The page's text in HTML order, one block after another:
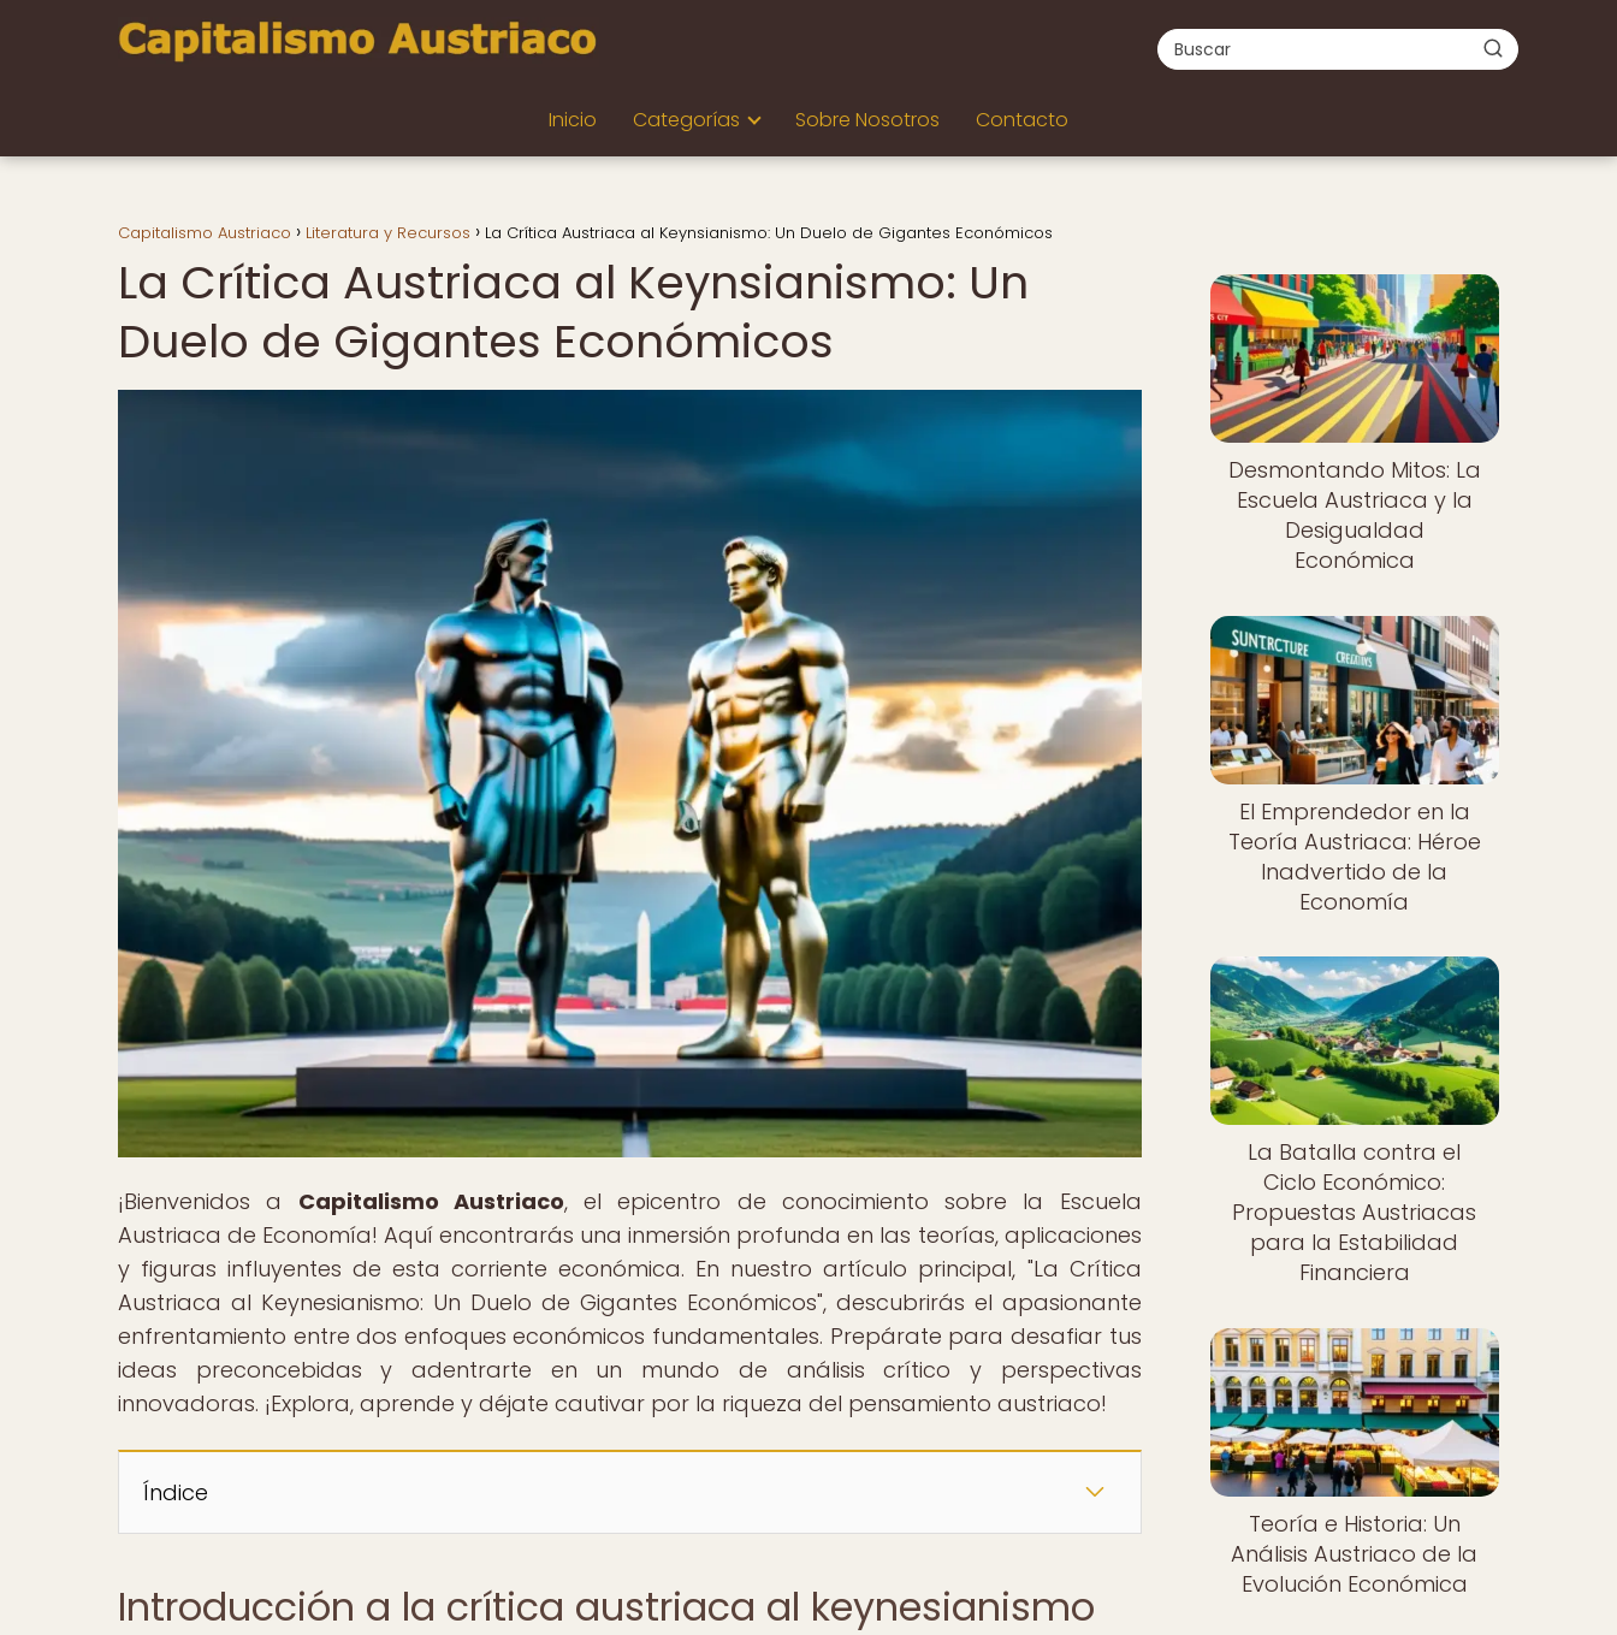
Inicio Categorías Sobre Nosotros Contacto
Capitalismo Austriaco Literatura y Recursos La Crítica Austriaca al Keynsianismo: Un Duelo de Gigantes Económicos
La Crítica Austriaca al Keynsianismo: Un
Duelo de Gigantes Económicos
¡Bienvenidos a Capitalismo Austriaco, el epicentro de conocimiento sobre la Escuela
Austriaca de Economía! Aquí encontrarás una inmersión profunda en las teorías, aplicaciones
y figuras influyentes de esta corriente económica. En nuestro artículo principal, "La Crítica
Austriaca al Keynesianismo: Un Duelo de Gigantes Económicos", descubrirás el apasionante
enfrentamiento entre dos enfoques económicos fundamentales. Prepárate para desafiar tus
ideas preconcebidas y adentrarte en un mundo de análisis crítico y perspectivas
innovadoras. ¡Explora, aprende y déjate cautivar por la riqueza del pensamiento austriaco!
Índice
Introducción a la crítica austriaca al keynesianismo
Desmontando Mitos: La
Escuela Austriaca y la
Desigualdad
Económica
El Emprendedor en la
Teoría Austriaca: Héroe
Inadvertido de la
Economía
La Batalla contra el
Ciclo Económico:
Propuestas Austriacas
para la Estabilidad
Financiera
Teoría e Historia: Un
Análisis Austriaco de la
Evolución Económica